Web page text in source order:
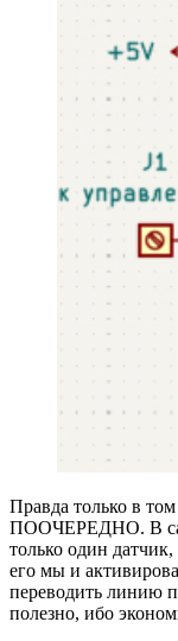
Правда только в
ПООЧЕРЕДНО. В
только один
его мы и
переводить линию
полезно, ибо